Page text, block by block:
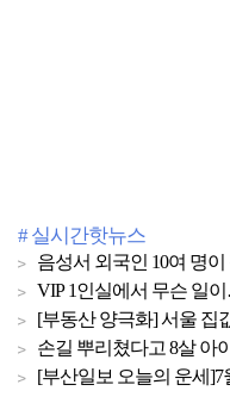
# 실시간핫뉴스
음성서 외국인 10여 명
VIP 1인실에서 무슨 일
[부동산 양극화] 서울 집
손길 뿌리쳤다고 8살 아
[부산일보 오늘의 운세]7